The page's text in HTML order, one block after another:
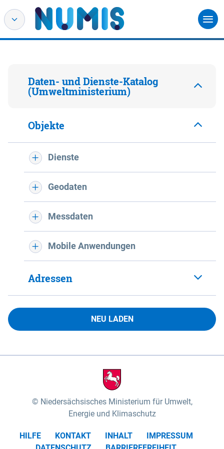
Daten- und Dienste-Katalog
(Umweltministerium)
Objekte
Dienste
Geodaten
Messdaten
Mobile Anwendungen
Adressen
NEU LADEN
Niedersächsisches Ministerium für Umwelt,
Energie und Klimaschutz
HILFE KONTAKT INHALT
IMPRESSUM